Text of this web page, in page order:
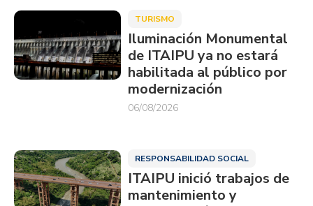
TURISMO
Iluminación Monumental
de ITAIPU ya no estará
habilitada al público por
modernización
06/08/2026
RESPONSABILIDAD SOCIAL
ITAIPU inició trabajos de
mantenimiento y